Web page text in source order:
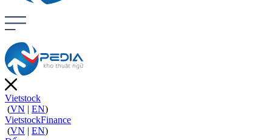
Vietstock
(VN | EN)
VietstockFinance
(VN | EN)